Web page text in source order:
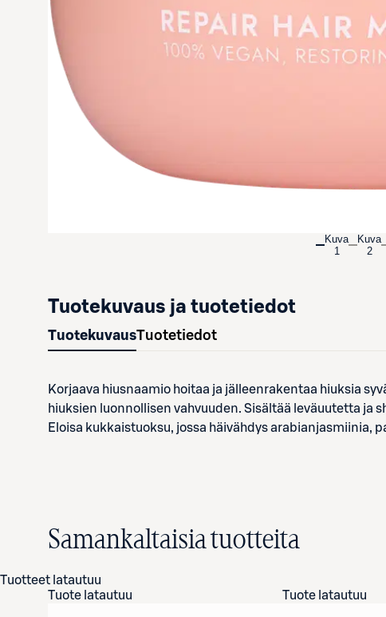
Kuva
1
Kuva
2
Tuotekuvaus ja tuotetiedot
TuotekuvausTuotetiedot
Korjaava hiusnaamio hoitaa ja jälleenrakentaa hiuksia
hiuksien luonnollisen vahvuuden. Sisältää leväuutetta ja
Eloisa kukkaistuoksu, jossa häivähdys arabianjasmiinia,
Samankaltaisia tuotteita
Tuotteet latautuu
Tuote latautuu
Tuote latautuu